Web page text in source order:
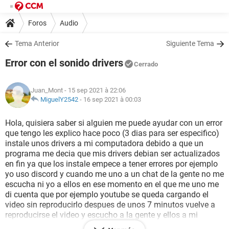
Foros Audio
Tema Anterior Siguiente Tema
Error con el sonido drivers Cerrado
Juan_Mont - 15 sep 2021 à 22:06
MiguelY2542 - 16 sep 2021 à 00:03
Hola, quisiera saber si alguien me puede ayudar con un error
que tengo les explico hace poco (3 dias para ser especifico)
instale unos drivers a mi computadora debido a que un
programa me decia que mis drivers debian ser actualizados
en fin ya que los instale empece a tener errores por ejemplo
yo uso discord y cuando me uno a un chat de la gente no me
escucha ni yo a ellos en ese momento en el que me uno me
di cuenta que por ejemplo youtube se queda cargando el
video sin reproducirlo despues de unos 7 minutos vuelve a
reproducirse el video y escucho a la gente y ellos a mi
tambien antes de instalar esos drivers discord me reconocia